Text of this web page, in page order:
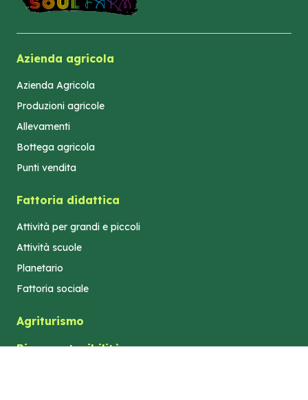
Azienda agricola
Azienda Agricola
Produzioni agricole
Allevamenti
Bottega agricola
Punti vendita
Fattoria didattica
Attività per grandi e piccoli
Attività scuole
Planetario
Fattoria sociale
Agriturismo
Bio e sostenibilità